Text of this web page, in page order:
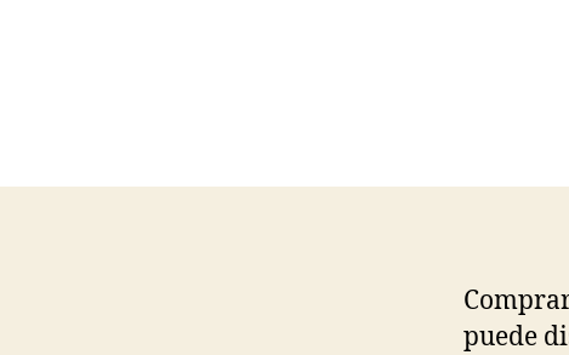
puede